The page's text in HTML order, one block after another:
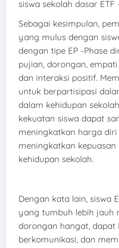
siswa sekolah dasar ETF
Sebagai kesimpulan,
yang mulus dengan
dengan tipe EP -Phase
pujian, dorongan,
dan interaksi positif.
untuk berpartisipasi
dalam kehidupan
kekuatan siswa dapat
meningkatkan harga diri
meningkatkan
kehidupan sekolah.
Dengan kata lain, siswa
yang tumbuh lebih jauh
dorongan hangat, dapat
berkomunikasi, dan